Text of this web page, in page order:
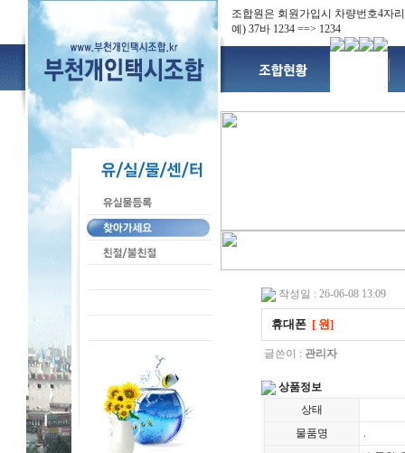
조합원은 회원가입시 차량번호4자
예) 37바 1234 ==> 1234
작성일 : 26-06-08 13:09
휴대폰 [ 원]
글쓴이 : 관리자
상품정보
상태
물품명
.